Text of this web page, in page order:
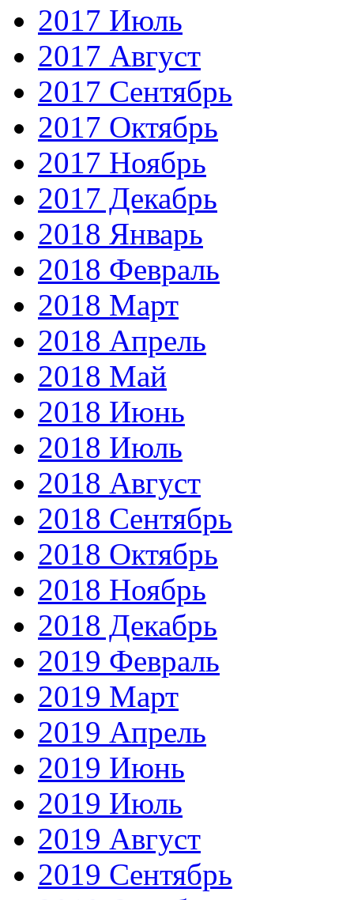
2017 Июль
2017 Август
2017 Сентябрь
2017 Октябрь
2017 Ноябрь
2017 Декабрь
2018 Январь
2018 Февраль
2018 Март
2018 Апрель
2018 Май
2018 Июнь
2018 Июль
2018 Август
2018 Сентябрь
2018 Октябрь
2018 Ноябрь
2018 Декабрь
2019 Февраль
2019 Март
2019 Апрель
2019 Июнь
2019 Июль
2019 Август
2019 Сентябрь